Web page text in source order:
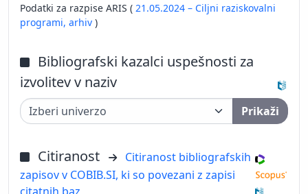
Podatki za razpise ARIS ( 21.05.2024 – Ciljni raziskovalni
programi, arhiv )
Bibliografski kazalci uspešnosti za
izvolitev v naziv
Prikaži
Citiranost
Citiranost bibliografskih
zapisov v COBIB.SI, ki so povezani z zapisi